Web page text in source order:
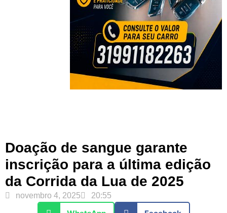
Doação de sangue garante
inscrição para a última edição
da Corrida da Lua de 2025
novembro 4, 2025 20:55